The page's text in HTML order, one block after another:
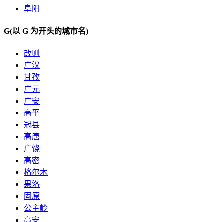
阜阳
G(以 G 为开头的城市名)
改则
广汉
甘孜
广元
广安
高平
冠县
高唐
广饶
高密
格尔木
果洛
固原
公主岭
高安